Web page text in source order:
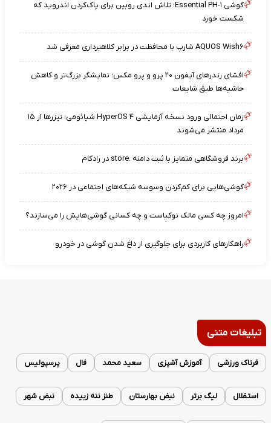
گوشی Essential PH-۱؛ تلاش اندی روبین برای پاک‌کردن اندروید که
شکست خورد
AQUOS Wish۶ شارپ با محافظت در برابر کلاهبرداری معرفی شد
افشای رندرهای آیفون ۲۰ پرو و پرو مکس؛ نمایشگر بزرگ‌تر و کاهش
حاشیه‌ها طبق شایعات
زمان احتمالی ورود نسخه آزمایشی HyperOS ۴ شیائومی؛ تیزرها از ۱۵
مرداد منتشر می‌شوند
برند فروشگاهی متمایز با ثبت دامنه .store در رادکام
گوشی‌هایی برای کم‌کردن وسوسه شبکه‌های اجتماعی در ۲۰۲۶
امروز چه کسی مالک نوکیاست و چه کسانی گوشی‌هایش را می‌سازند؟
راهکارهای کاربردی برای جلوگیری از داغ شدن گوشی در خودرو
تبلیغات متنی
فرتاک ورزشی آموزش آشپزی سعید محمد فال پرسپولیس
استقلال لیگ برتر نبض بهارستان طنز ننه زبیده نبض شهر